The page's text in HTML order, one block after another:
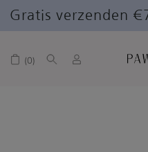
Gratis verzenden
0